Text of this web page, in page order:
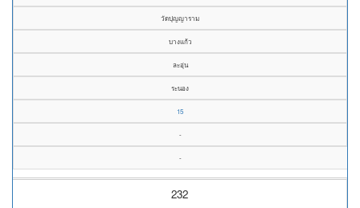
วัดปุญญาราม
บางแก้ว
ละอุ่น
ระนอง
15
-
-
232